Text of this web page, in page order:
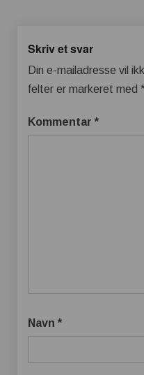
Skriv et svar
Din e-mailadresse vil
felter er markeret med
Kommentar *
Navn *